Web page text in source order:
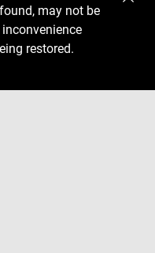
may not be
restored.